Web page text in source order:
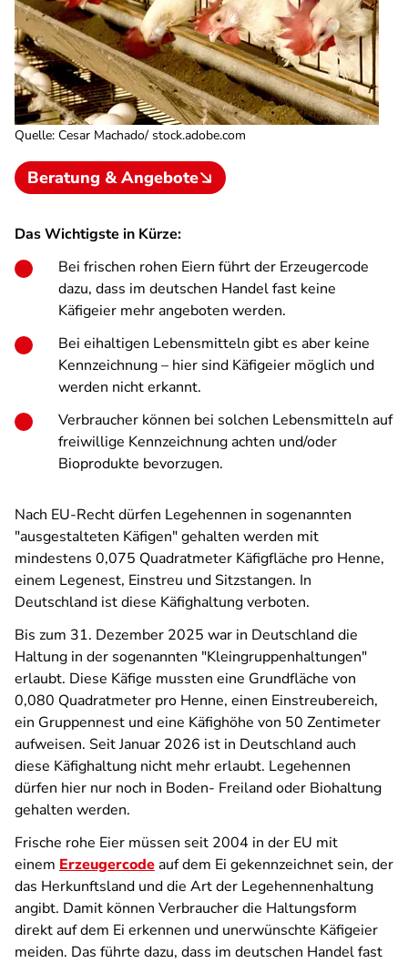
Quelle: Cesar Machado/ stock.adobe.com
Beratung & Angebote
Das Wichtigste in Kürze:
Bei frischen rohen Eiern führt der Erzeugercode
dazu, dass im deutschen Handel fast keine
Käfigeier mehr angeboten werden.
Bei eihaltigen Lebensmitteln gibt es aber keine
Kennzeichnung – hier sind Käfigeier möglich und
werden nicht erkannt.
Verbraucher können bei solchen Lebensmitteln auf
freiwillige Kennzeichnung achten und/oder
Bioprodukte bevorzugen.
Nach EU-Recht dürfen Legehennen in sogenannten
"ausgestalteten Käfigen" gehalten werden mit
mindestens 0,075 Quadratmeter Käfigfläche pro Henne,
einem Legenest, Einstreu und Sitzstangen. In
Deutschland ist diese Käfighaltung verboten.
Bis zum 31. Dezember 2025 war in Deutschland die
Haltung in der sogenannten "Kleingruppenhaltungen"
erlaubt. Diese Käfige mussten eine Grundfläche von
0,080 Quadratmeter pro Henne, einen Einstreubereich,
ein Gruppennest und eine Käfighöhe von 50 Zentimeter
aufweisen. Seit Januar 2026 ist in Deutschland auch
diese Käfighaltung nicht mehr erlaubt. Legehennen
dürfen hier nur noch in Boden- Freiland oder Biohaltung
gehalten werden.
Frische rohe Eier müssen seit 2004 in der EU mit
einem Erzeugercodeauf dem Ei gekennzeichnet sein, der
das Herkunftsland und die Art der Legehennenhaltung
angibt. Damit können Verbraucher die Haltungsform
direkt auf dem Ei erkennen und unerwünschte Käfigeier
meiden. Das führte dazu, dass im deutschen Handel fast